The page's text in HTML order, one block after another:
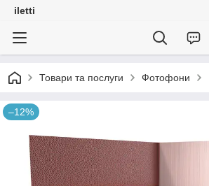
iletti
Товари та послуги Фотофони
–12%